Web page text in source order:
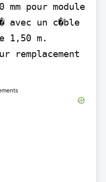
pour module
avec un c�ble
1,50 m.
remplacement